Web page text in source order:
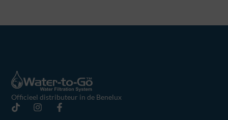
Officieel distributeur in de Benelux